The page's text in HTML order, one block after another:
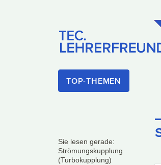
TOP-THEMEN
Sie lesen gerade:
Strömungskupplung
(Turbokupplung)